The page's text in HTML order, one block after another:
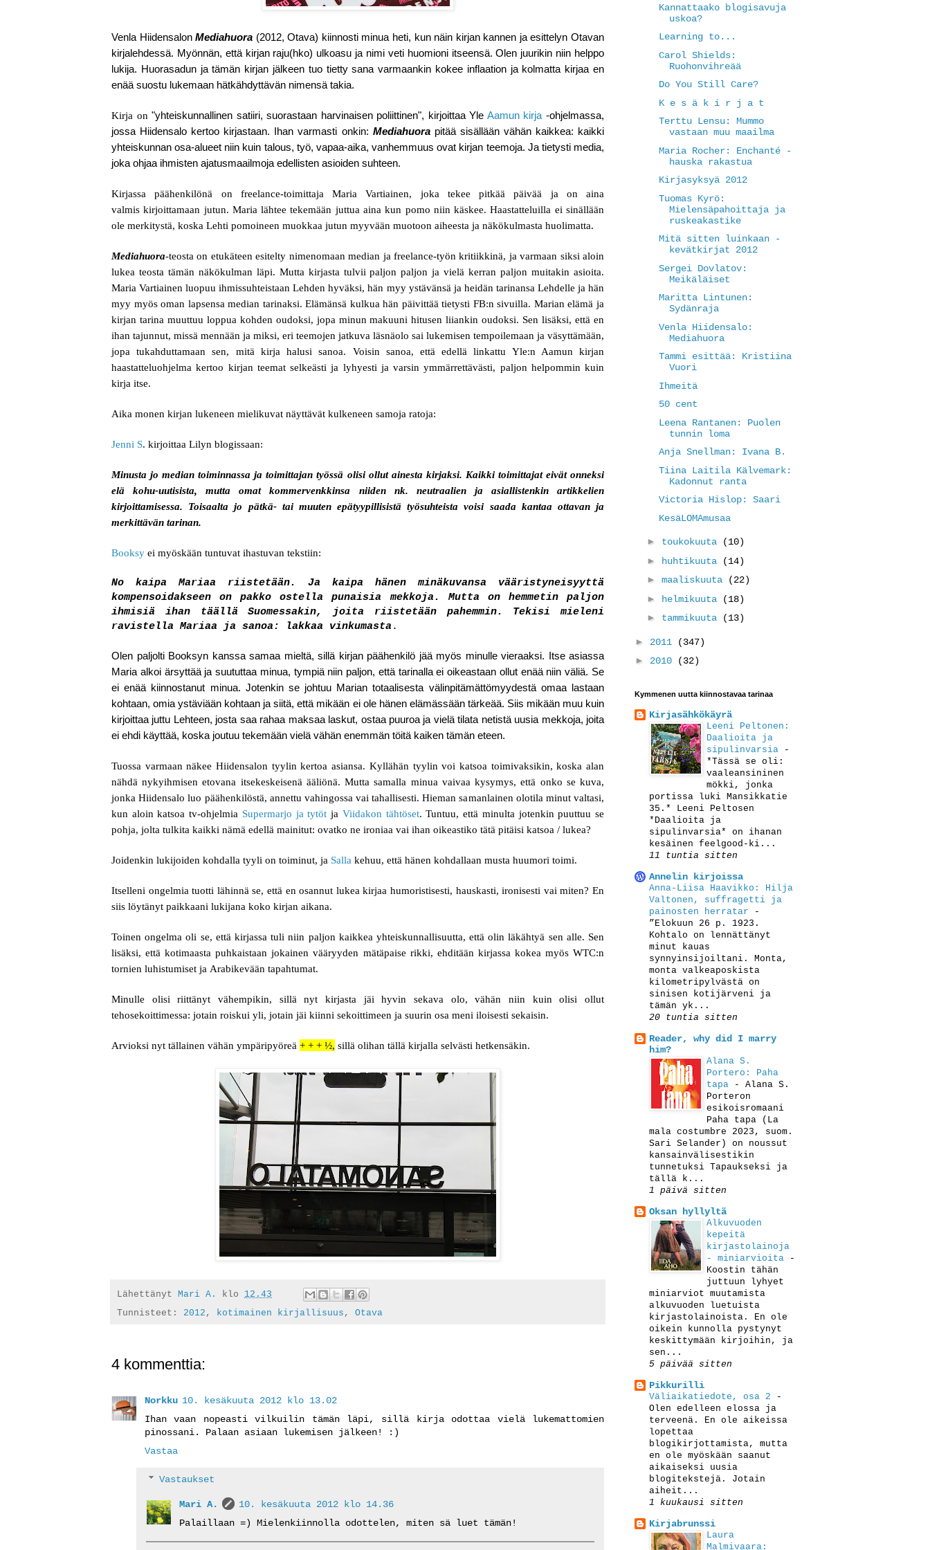
Venla HiidensalonMediahuora (2012, Otava) kiinnosti minua heti, kun näin kirjan kannen ja esittelyn Otavan
kirjalehdessä. Myönnän, että kirjan raju(hko) ulkoasu ja nimi veti huomioni itseensä. Olen juurikin niin helppo
lukija. Huorasadun ja tämän kirjan jälkeen tuo tietty sana varmaankin kokee inflaation ja kolmatta kirjaa en
enää suostu lukemaan hätkähdyttävän nimensä takia.
Kirja on "yhteiskunnallinen satiiri, suorastaan harvinaisen poliittinen", kirjoittaa Yle Aamun kirja -ohjelmassa,
jossa Hiidensalo kertoo kirjastaan. Ihan varmasti onkin: Mediahuorapitää sisällään vähän kaikkea: kaikki
yhteiskunnan osa-alueet niin kuin talous, työ, vapaa-aika, vanhemmuus ovat kirjan teemoja. Ja tietysti media,
joka ohjaa ihmisten ajatusmaailmoja edellisten asioiden suhteen.
Kirjassa päähenkilönä on freelance-toimittaja Maria Vartiainen, joka tekee pitkää päivää ja on aina
valmis kirjoittamaan jutun. Maria lähtee tekemään juttua aina kun pomo niin käskee. Haastatteluilla ei sinällään
ole merkitystä, koska Lehti pomoineen muokkaa jutun myyvään muotoon aiheesta ja näkökulmasta huolimatta.
Mediahuora-teosta on etukäteen esitelty nimenomaan median ja freelance-työn kritiikkinä, ja varmaan siksi aloin
lukea teosta tämän näkökulman läpi. Mutta kirjasta tulvii paljon paljon ja vielä kerran paljon muitakin asioita.
Maria Vartiainen luopuu ihmissuhteistaan Lehden hyväksi, hän myy ystävänsä ja heidän tarinansa Lehdelle ja hän
myy myös oman lapsensa median tarinaksi. Elämänsä kulkua hän päivittää tietysti FB:n sivuilla. Marian elämä ja
kirjan tarina muuttuu loppua kohden oudoksi, jopa minun makuuni hitusen liiankin oudoksi. Sen lisäksi, että en
ihan tajunnut, missä mennään ja miksi, eri teemojen jatkuva läsnäolo sai lukemisen tempoilemaan ja väsyttämään,
jopa tukahduttamaan sen, mitä kirja halusi sanoa. Voisin sanoa, että edellä linkattu Yle:n Aamun kirjan
haastatteluohjelma kertoo kirjan teemat selkeästi ja lyhyesti ja varsin ymmärrettävästi, paljon helpommin kuin
kirja itse.
Aika monen kirjan lukeneen mielikuvat näyttävät kulkeneen samoja ratoja:
Jenni S. kirjoittaa Lilyn blogissaan:
Minusta jo median toiminnassa ja toimittajan työssä olisi ollut ainesta kirjaksi. Kaikki toimittajat eivät onneksi
elä kohu-uutisista, mutta omat kommervenkkinsa niiden nk. neutraalien ja asiallistenkin artikkelien
kirjoittamisessa. Toisaalta jo pätkä- tai muuten epätyypillisistä työsuhteista voisi saada kantaa ottavan ja
merkittävän tarinan.
Booksy ei myöskään tuntuvat ihastuvan tekstiin:
No kaipa Mariaa riistetään. Ja kaipa hänen minäkuvansa vääristyneisyyttä
kompensoidakseen on pakko ostella punaisia mekkoja. Mutta on hemmetin paljon
ihmisiä ihan täällä Suomessakin, joita riistetään pahemmin. Tekisi mieleni
ravistella Mariaa ja sanoa: lakkaa vinkumasta .
Olen paljolti Booksyn kanssa samaa mieltä, sillä kirjan päähenkilö jää myös minulle vieraaksi. Itse asiassa
Maria alkoi ärsyttää ja suututtaa minua, tympiä niin paljon, että tarinalla ei oikeastaan ollut enää niin väliä. Se
ei enää kiinnostanut minua. Jotenkin se johtuu Marian totaalisesta välinpitämättömyydestä omaa lastaan
kohtaan, omia ystäviään kohtaan ja siitä, että mikään ei ole hänen elämässään tärkeää. Siis mikään muu kuin
kirjoittaa juttu Lehteen, josta saa rahaa maksaa laskut, ostaa puuroa ja vielä tilata netistä uusia mekkoja, joita
ei ehdi käyttää, koska joutuu tekemään vielä vähän enemmän töitä kaiken tämän eteen.
Tuossa varmaan näkee Hiidensalon tyylin kertoa asiansa. Kyllähän tyylin voi katsoa toimivaksikin, koska alan
nähdä nykyihmisen etovana itsekeskeisenä ääliönä. Mutta samalla minua vaivaa kysymys, että onko se kuva,
jonka Hiidensalo luo päähenkilöstä, annettu vahingossa vai tahallisesti. Hieman samanlainen olotila minut valtasi,
kun aloin katsoa tv-ohjelmia Supermarjo ja tytöt ja Viidakon tähtöset. Tuntuu, että minulta jotenkin puuttuu se
pohja, jolta tulkita kaikki nämä edellä mainitut: ovatko ne ironiaa vai ihan oikeastiko tätä pitäisi katsoa / lukea?
Joidenkin lukijoiden kohdalla tyyli on toiminut, ja Salla kehuu, että hänen kohdallaan musta huumori toimi.
Itselleni ongelmia tuotti lähinnä se, että en osannut lukea kirjaa humoristisesti, hauskasti, ironisesti vai miten? En
siis löytänyt paikkaani lukijana koko kirjan aikana.
Toinen ongelma oli se, että kirjassa tuli niin paljon kaikkea yhteiskunnallisuutta, että olin läkähtyä sen alle. Sen
lisäksi, että kotimaasta puhkaistaan jokainen vääryyden mätäpaise rikki, ehditään kirjassa kokea myös WTC:n
tornien luhistumiset ja Arabikevään tapahtumat.
Minulle olisi riittänyt vähempikin, sillä nyt kirjasta jäi hyvin sekava olo, vähän niin kuin olisi ollut
tehosekoittimessa: jotain roiskui yli, jotain jäi kiinni sekoittimeen ja suurin osa meni iloisesti sekaisin.
Arvioksi nyt tällainen vähän ympäripyöreä + + + ½, sillä olihan tällä kirjalla selvästi hetkensäkin.
Lähettänyt Mari A. klo 12.43
Tunnisteet: 2012 , kotimainen kirjallisuus , Otava
4 kommenttia:
Norkku 10. kesäkuuta 2012 klo 13.02
Ihan vaan nopeasti vilkuilin tämän läpi, sillä kirja odottaa vielä lukemattomien
pinossani. Palaan asiaan lukemisen jälkeen! :)
Vastaa
Vastaukset
Mari A.
10. kesäkuuta 2012 klo 14.36
Palaillaan =) Mielenkiinnolla odottelen, miten sä luet tämän!
Kannattaako blogisavuja
uskoa?
Learning to...
Carol Shields:
Ruohonvihreää
Do You Still Care?
K e s ä k i r j a t
Terttu Lensu: Mummo
vastaan muu maailma
Maria Rocher: Enchanté -
hauska rakastua
Kirjasyksyä 2012
Tuomas Kyrö:
Mielensäpahoittaja ja
ruskeakastike
Mitä sitten luinkaan -
kevätkirjat 2012
Sergei Dovlatov:
Meikäläiset
Maritta Lintunen:
Sydänraja
Venla Hiidensalo:
Mediahuora
Tammi esittää: Kristiina
Vuori
Ihmeitä
50 cent
Leena Rantanen: Puolen
tunnin loma
Anja Snellman: Ivana B.
Tiina Laitila Kälvemark:
Kadonnut ranta
Victoria Hislop: Saari
KesäLOMAmusaa
► toukokuuta
(10)
► huhtikuuta
(14)
► maaliskuuta
(22)
► helmikuuta
(18)
► tammikuuta (13)
► 2011
(347)
► 2010 (32)
Kymmenen uutta kiinnostavaa tarinaa
Kirjasähkökäyrä
Leeni Peltonen:
Daalioita ja
sipulinvarsia
-
*Tässä se oli:
vaaleansininen
mökki, jonka
portissa luki Mansikkatie
35.* Leeni Peltosen
*Daalioita ja
sipulinvarsia* on ihanan
kesäinen feelgood-ki...
11 tuntia sitten
Annelin kirjoissa
Anna-Liisa Haavikko: Hilja
Valtonen, suffragetti ja
painosten herratar
-
”Elokuun 26 p. 1923.
Kohtalo on lennättänyt
minut kauas
synnyinsijoiltani. Monta,
monta valkeaposkista
kilometripylvästä on
sinisen kotijärveni ja
tämän yk...
20 tuntia sitten
Reader, why did I marry
him?
Alana S.
Portero: Paha
tapa
- Alana S.
Porteron
esikoisromaani
Paha tapa (La
mala costumbre 2023, suom.
Sari Selander) on noussut
kansainvälisestikin
tunnetuksi Tapaukseksi ja
tällä k...
1 päivä sitten
Oksan hyllyltä
Alkuvuoden
kepeitä
kirjastolainoja
- miniarvioita
-
Koostin tähän
juttuun lyhyet
miniarviot muutamista
alkuvuoden luetuista
kirjastolainoista. En ole
oikein kunnolla pystynyt
keskittymään kirjoihin, ja
sen...
5 päivää sitten
Pikkurilli
Väliaikatiedote, osa 2
-
Olen edelleen elossa ja
terveenä. En ole aikeissa
lopettaa
blogikirjottamista, mutta
en ole myöskään saanut
aikaiseksi uusia
blogitekstejä. Jotain
aiheit...
1 kuukausi sitten
Kirjabrunssi
Laura
Malmivaara: